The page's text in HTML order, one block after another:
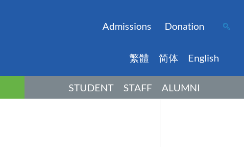
Admissions Donation
繁體 简体 English
STUDENT STAFF ALUMNI